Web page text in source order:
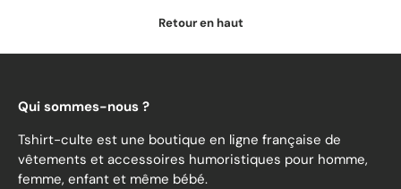
Retour en haut
Qui sommes-nous ?
Tshirt-culte est une boutique en ligne française de
vêtements et accessoires humoristiques pour homme,
femme, enfant et même bébé.